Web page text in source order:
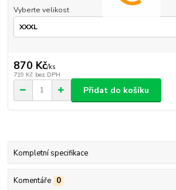
Vyberte velikost
870 Kč/ks
719 Kč bez DPH
Přidat do košíku
Kompletní specifikace
Komentáře 0